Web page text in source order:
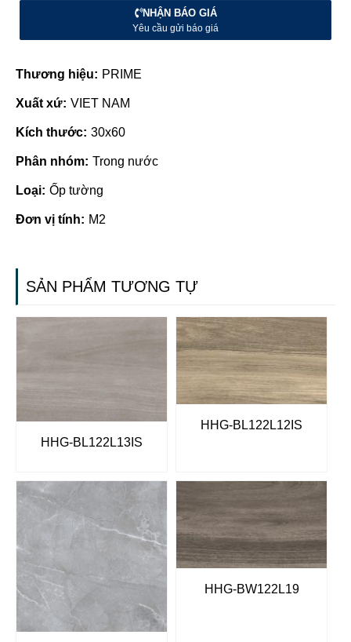
NHẬN BÁO GIÁ
Yêu cầu gửi báo giá
Thương hiệu: PRIME
Xuất xứ: VIET NAM
Kích thước: 30x60
Phân nhóm: Trong nước
Loại: Ốp tường
Đơn vị tính: M2
SẢN PHẨM TƯƠNG TỰ
HHG-BL122L13IS
HHG-BL122L12IS
HHG-BW122L19